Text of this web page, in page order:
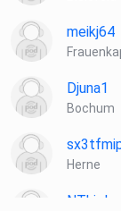
meikj64
Djuna1
Bochum
Herne
NThiele